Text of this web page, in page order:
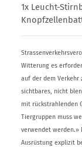
1x Leucht-
Witterung es
auf der dem Verkehr
sichtbares, nicht
mit rückstrahlenden
Tiergruppen muss
verwendet werden.»
Ausrüstung explizit